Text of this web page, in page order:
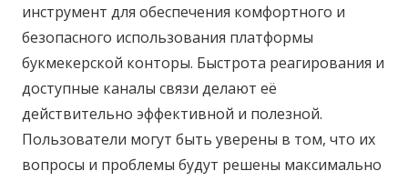
инструмент для обеспечения комфортного и
безопасного использования платформы
букмекерской конторы. Быстрота реагирования и
доступные каналы связи делают её
действительно эффективной и полезной.
Пользователи могут быть уверены в том, что их
вопросы и проблемы будут решены максимально